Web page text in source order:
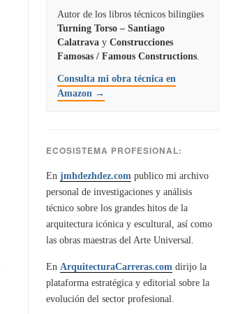
Autor de los libros técnicos bilingües
Turning Torso – Santiago
Calatrava y Construcciones
Famosas / Famous Constructions
Consulta mi obra técnica en
Amazon →
ECOSISTEMA PROFESIONAL:
En jmhdezhdez.com publico mi archivo
personal de investigaciones y análisis
técnico sobre los grandes hitos de la
arquitectura icónica y escultural, así como
las obras maestras del Arte Universal.
En ArquitecturaCarreras.com dirijo la
plataforma estratégica y editorial sobre la
evolución del sector profesional.